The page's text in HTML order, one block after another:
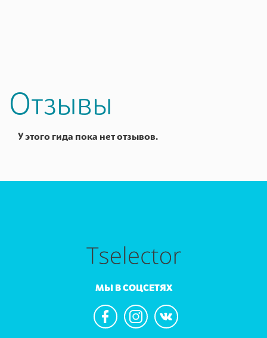
Отзывы
У этого гида пока нет отзывов.
МЫ В СОЦСЕТЯХ